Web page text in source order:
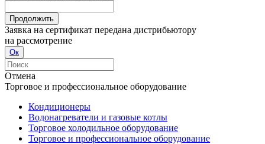
Продолжить
Заявка на сертификат передана дистрибьютору
на рассмотрение
Ок
Отмена
Торговое и профессиональное оборудование
Кондиционеры
Водонагреватели и газовые котлы
Торговое холодильное оборудование
Торговое и профессиональное оборудование